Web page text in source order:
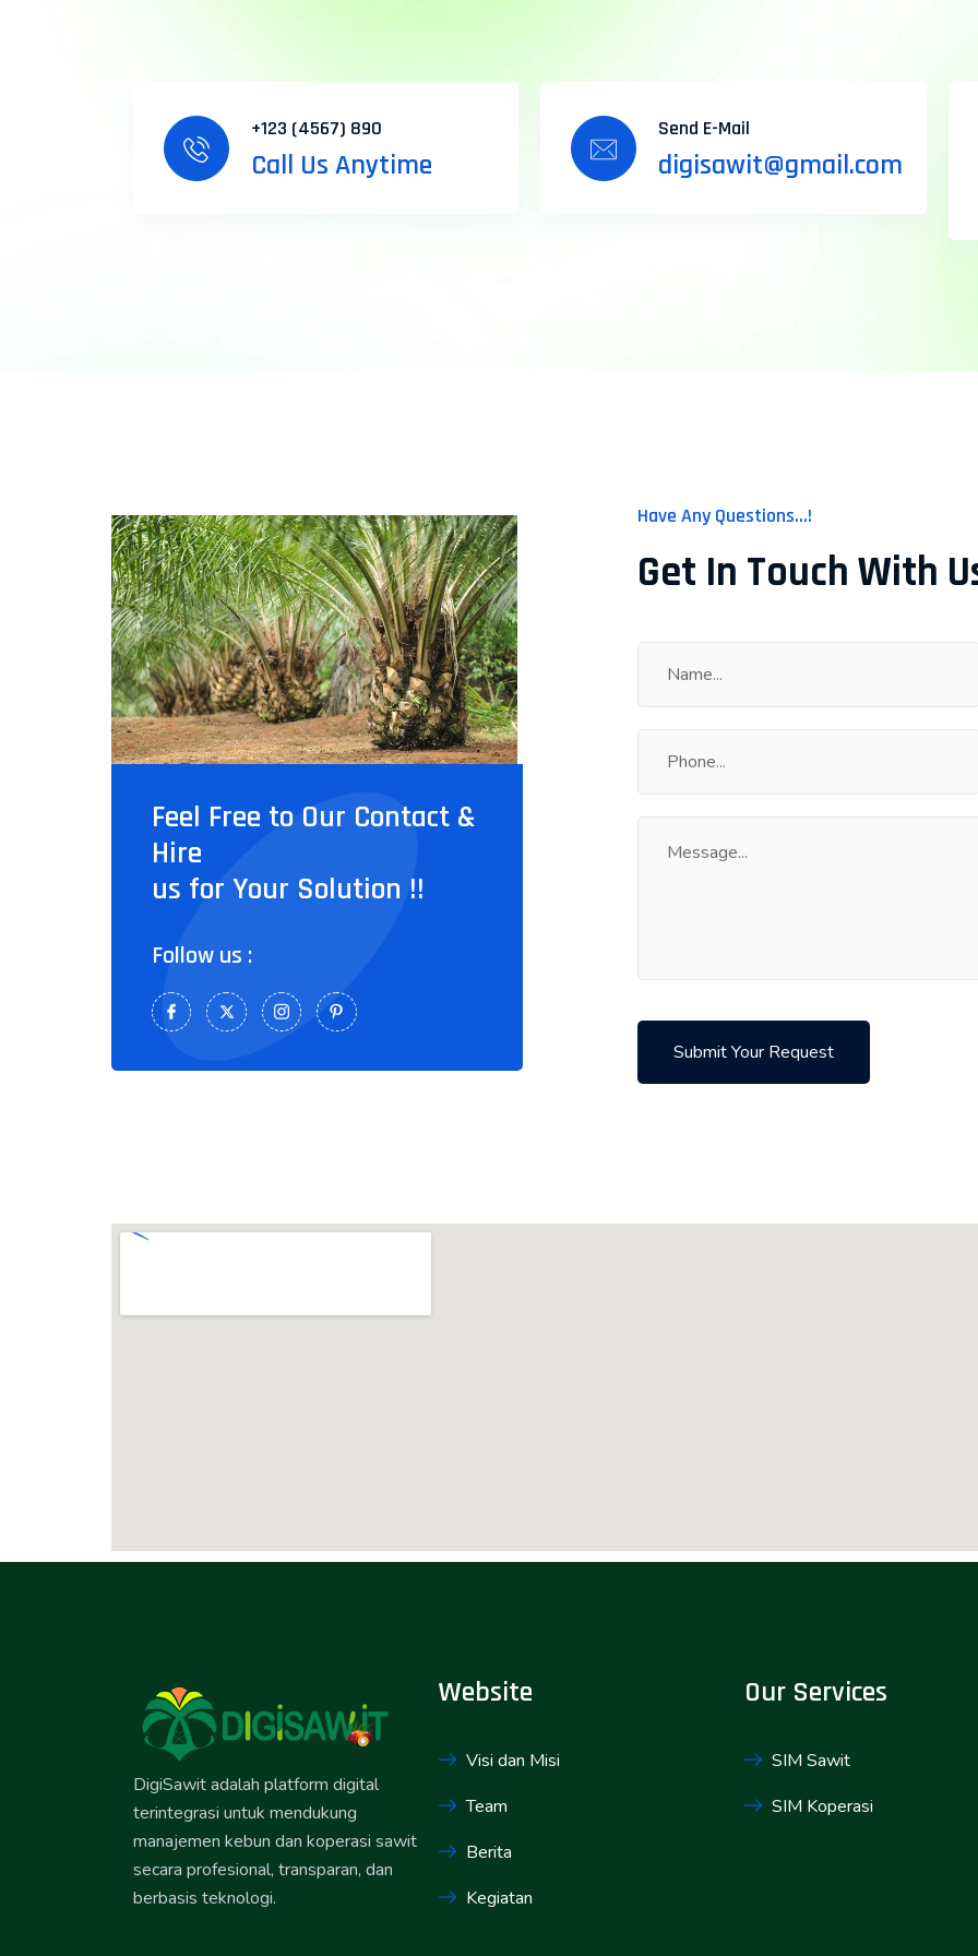
+123 (4567) 890
Call Us Anytime
Send E-Mail
digisawit@gmail.com
Feel Free to Our Contact &
Hire
us for Your Solution !!
Follow us :
Have Any Questions...!
Get In Touch With
DigiSawit adalah platform digital
terintegrasi untuk mendukung
manajemen kebun dan koperasi sawit
secara profesional, transparan, dan
berbasis teknologi.
Website
Visi dan Misi
Team
Berita
Kegiatan
Our Services
SIM Sawit
SIM Koperasi